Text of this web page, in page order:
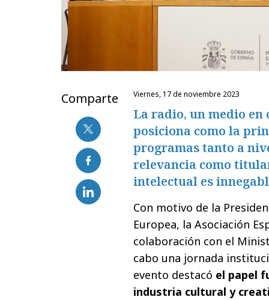
Comparte viernes, 17 de noviembre 2023
La radio, un medio en
posiciona como la
programas tanto a
relevancia como
intelectual es
Con motivo de la
Europea, la Asociación
colaboración con el
cabo una jornada
evento destacó el papel
industria cultural y